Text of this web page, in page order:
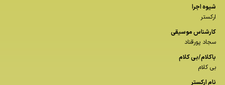
شیوه اجرا
ارکستر
كارشناس موسیقی
سجاد پورقناد
باكلام/بی كلام
بی کلام
نام اركستر